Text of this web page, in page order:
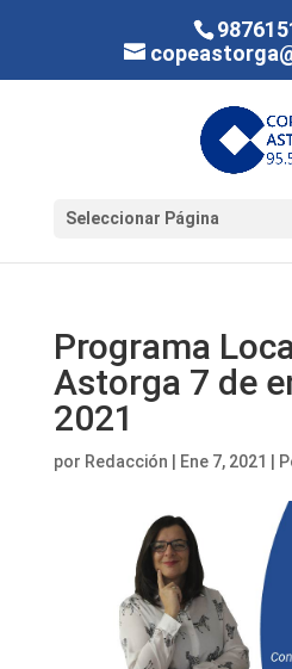
Seleccionar Página
Programa
Astorga 7 de
2021
por Redacción Ene 7, 2021